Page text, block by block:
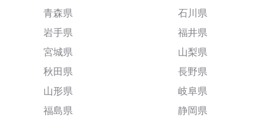
青森県
岩手県
宮城県
秋田県
山形県
福島県
石川県
福井県
山梨県
長野県
岐阜県
静岡県